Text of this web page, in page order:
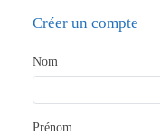
Créer un compte
Nom
Prénom